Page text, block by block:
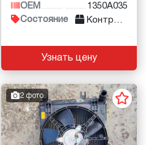
OEM
1350A035
Состояние
Контракт
Узнать цену
2 фото